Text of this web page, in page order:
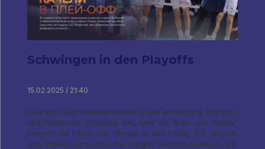
Schwingen in den Playoffs
15.02.2025 / 21:40
Im ersten Satz scheiterten die Gäste am Anfang: Rybakov
und Feoktisten schlugen aus, Und die Brille von "Nova"
bringen die Fehler der Chirgel in den Futter, 5:2. jedoch,
Ace Shpilev versuchte, die Intrigen wiederzubeleben, 9:8.